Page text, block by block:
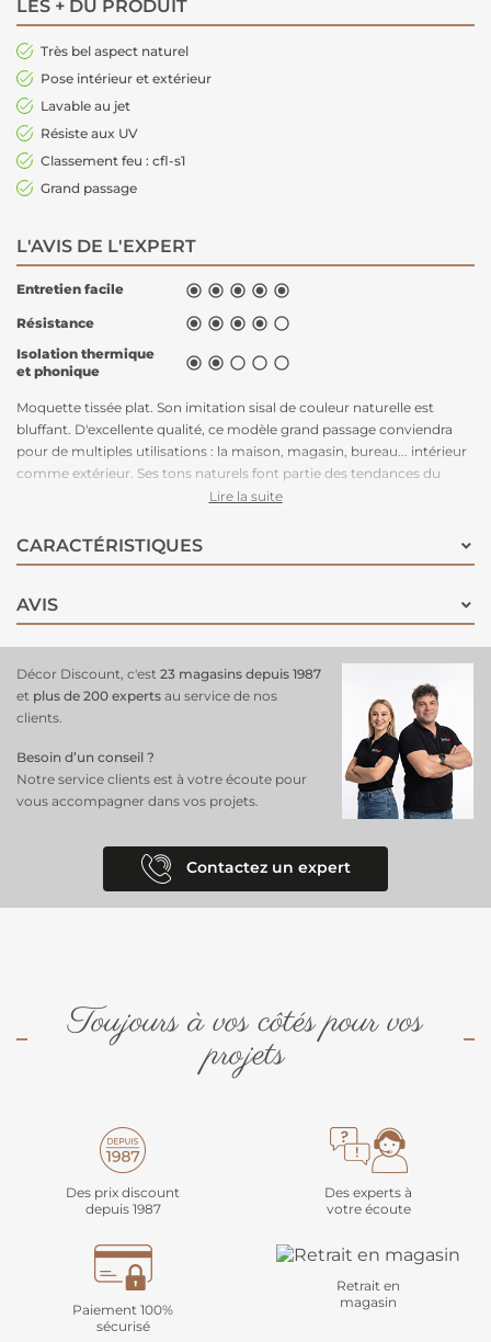
LES + DU PRODUIT
Très bel aspect naturel
Pose intérieur et extérieur
Lavable au jet
Résiste aux UV
Classement feu : cfl-s1
Grand passage
L'AVIS DE L'EXPERT
Entretien facile     
Résistance     
Isolation thermique
et phonique
    
Moquette tissée plat. Son imitation sisal de couleur naturelle est
bluffant. D'excellente qualité, ce modèle grand passage conviendra
pour de multiples utilisations : la maison, magasin, bureau... intérieur
comme extérieur. Ses tons naturels font partie des tendances du
moment et se marieront facilement avec tout type de décoration. Il
extérieurs. Le classement au feu lui permettra d'être installée dans des
lieux accueillants du public.
Lire la suite
CARACTÉRISTIQUES
AVIS
Décor Discount, c'est 23 magasins depuis 1987
et plus de 200 experts au service de nos
clients.
Besoin d’un conseil ?
Notre service clients est à votre écoute pour
vous accompagner dans vos projets.
Contactez un expert
Toujours à vos côtés pour vos
projets
Des prix discount
depuis 1987
Des experts à
votre écoute
Paiement 100%
sécurisé
Retrait en
magasin